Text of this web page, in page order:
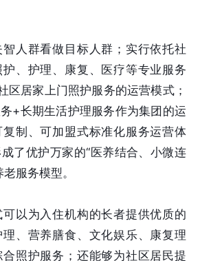
人群看做目标人群；实行依托社
、护理、康复、医疗等专业服务
区居家上门照护服务的运营模式；
+长期生活护理服务作为集团的运
制、可加盟式标准化服务运营体
了优护万家的“医养结合、小微连
服务模型。
以为入住机构的长者提供优质的
、营养膳食、文化娱乐、康复理
照护服务；还能够为社区居民提